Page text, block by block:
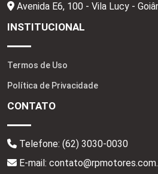
Avenida E6, 100 - Vila Lucy -
INSTITUCIONAL
Termos de Uso
Política de Privacidade
CONTATO
Telefone: (62) 3030-0030
E-mail: